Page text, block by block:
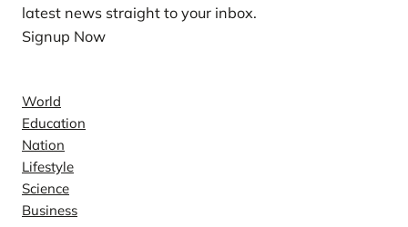
latest news straight to your inbox.
Signup Now
World
Education
Nation
Lifestyle
Science
Business